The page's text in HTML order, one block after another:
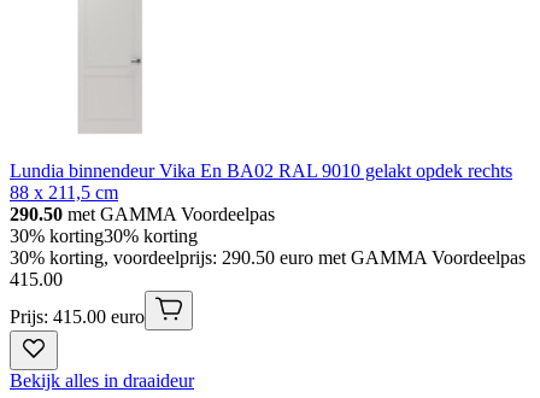
Lundia binnendeur Vika En BA02 RAL 9010 gelakt opdek rechts
88 x 211,5 cm
290.50 met GAMMA Voordeelpas
30% korting30% korting
30% korting, voordeelprijs: 290.50 euro met GAMMA Voordeelpas
415.00
Prijs: 415.00 euro
Bekijk alles in draaideur